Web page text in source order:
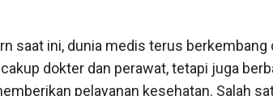
saat ini, dunia medis terus
dokter dan perawat, tetapi juga
pelayanan kesehatan. Salah